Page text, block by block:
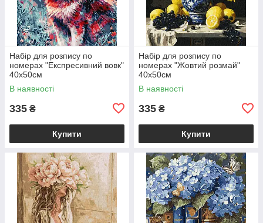
Набір для розпису по
номерах "Експресивний вовк"
40х50см
В наявності
335 ₴
Купити
Набір для розпису по
номерах "Жовтий розмай"
40х50см
В наявності
335 ₴
Купити